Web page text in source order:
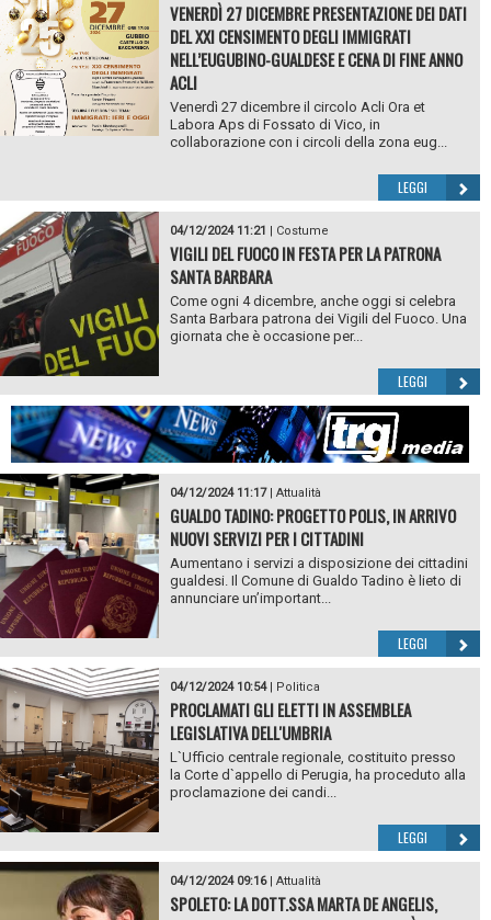
VENERDÌ 27 DICEMBRE PRESENTAZIONE DEI DATI
DEL XXI CENSIMENTO DEGLI IMMIGRATI
NELL’EUGUBINO-GUALDESE E CENA DI FINE ANNO
ACLI
Venerdì 27 dicembre il circolo Acli Ora et
Labora Aps di Fossato di Vico, in
collaborazione con i circoli della zona eug...
LEGGI
04/12/2024 11:21 Costume
VIGILI DEL FUOCO IN FESTA PER LA PATRONA
SANTA BARBARA
Come ogni 4 dicembre, anche oggi si celebra
Santa Barbara patrona dei Vigili del Fuoco. Una
giornata che è occasione per...
LEGGI
04/12/2024 11:17| Attualità
GUALDO TADINO: PROGETTO POLIS, IN ARRIVO
NUOVI SERVIZI PER I CITTADINI
Aumentano i servizi a disposizione dei cittadini
gualdesi. Il Comune di Gualdo Tadino è lieto di
annunciare un’important...
LEGGI
04/12/2024 10:54| Politica
PROCLAMATI GLI ELETTI IN ASSEMBLEA
LEGISLATIVA DELL'UMBRIA
L`Ufficio centrale regionale, costituito presso
la Corte d`appello di Perugia, ha proceduto alla
proclamazione dei candi...
LEGGI
04/12/2024 09:16| Attualità
SPOLETO: LA DOTT.SSA MARTA DE ANGELIS,